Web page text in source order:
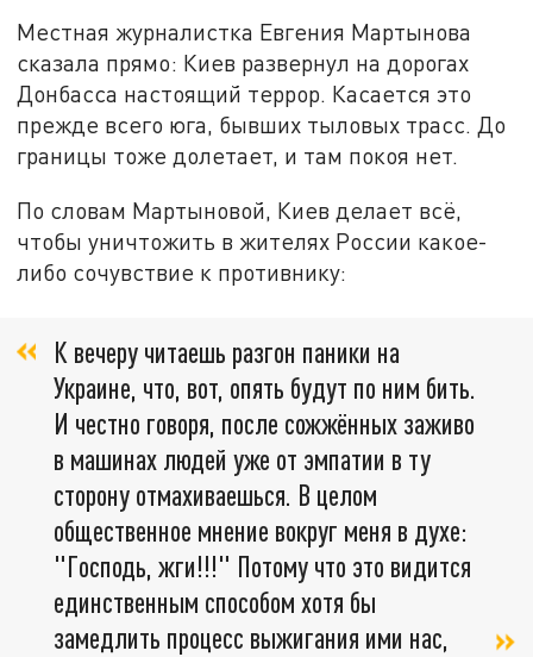
Местная журналистка Евгения Мартынова
сказала прямо: Киев развернул на дорогах
Донбасса настоящий террор. Касается это
прежде всего юга, бывших тыловых трасс. До
границы тоже долетает, и там покоя нет.
По словам Мартыновой, Киев делает всё,
чтобы уничтожить в жителях России какое-
либо сочувствие к противнику:
К вечеру читаешь разгон паники на
Украине, что, вот, опять будут по ним бить.
И честно говоря, после сожжённых заживо
в машинах людей уже от эмпатии в ту
сторону отмахиваешься. В целом
общественное мнение вокруг меня в духе:
"Господь, жги!!!" Потому что это видится
единственным способом хотя бы
замедлить процесс выжигания ими нас,